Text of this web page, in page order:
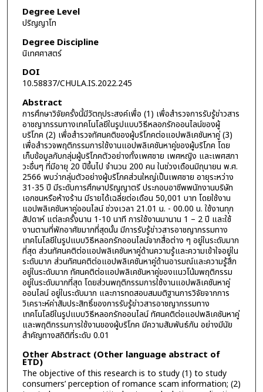
Degree Level
ปริญญาโท
Degree Discipline
นิเทศศาสตร์
DOI
10.58837/CHULA.IS.2022.245
Abstract
การศึกษาวิจัยครั้งนี้มีวัตถุประสงค์เพื่อ (1) เพื่อสำรวจการรับรู้ข่าวสาร
อาชญากรรมทางเทคโนโลยีในรูปแบบวิธีหลอกรักออนไลน์ของผู้
บริโภค (2) เพื่อสำรวจทัศนคติของผู้บริโภคต่อแอปพลิเคชันหาคู่ (3)
เพื่อสำรวจพฤติกรรมการใช้งานแอปพลิเคชันหาคู่ของผู้บริโภค โดย
เก็บข้อมูลกับกลุ่มผู้บริโภคตัวอย่างทั้งเพศชาย เพศหญิง และเพศสภา
วะอื่นๆ ที่มีอายุ 20 ปีขึ้นไป จำนวน 200 คน ในช่วงเดือนมิถุนายน พ.ศ.
2566 พบว่ากลุ่มตัวอย่างผู้บริโภคส่วนใหญ่เป็นเพศชาย อายุระหว่าง
31-35 ปี มีระดับการศึกษาปริญญาตรี ประกอบอาชีพพนักงานบริษัท
เอกชนหรือห้างร้าน มีรายได้เฉลี่ยต่อเดือน 50,001 บาท โดยใช้งาน
แอปพลิเคชันหาคู่ออนไลน์ ช่วงเวลา 21.01 น. - 00.00 น. ใช้งานทุก
สัปดาห์ แต่ละครั้งนาน 1-10 นาที การใช้งานมานาน 1 – 2 ปี และใช้
งานตามที่พักอาศัยมากที่สุดนั้น มีการรับรู้ข่าวสารอาชญากรรมทาง
เทคโนโลยีในรูปแบบวิธีหลอกรักออนไลน์จากสื่อต่าง ๆ อยู่ในระดับมาก
ที่สุด ส่วนทัศนคติต่อแอปพลิเคชันหาคู่ด้านความรู้และความเข้าใจอยู่ใน
ระดับมาก ส่วนทัศนคติต่อแอปพลิเคชันหาคู่ด้านอารมณ์และความรู้สึก
อยู่ในระดับมาก ทัศนคติต่อแอปพลิเคชันหาคู่ของแนวโน้มพฤติกรรม
อยู่ในระดับมากที่สุด โดยส่วนพฤติกรรมการใช้งานแอปพลิเคชันหาคู่
ออนไลน์ อยู่ในระดับมาก และการทดสอบสมมติฐานการวิจัยจากการ
วิเคราะห์ค่าสัมประสิทธิ์ของการรับรู้ข่าวสารอาชญากรรมทาง
เทคโนโลยีในรูปแบบวิธีหลอกรักออนไลน์ ทัศนคติต่อแอปพลิเคชันหาคู่
และพฤติกรรมการใช้งานของผู้บริโภค มีความสัมพันธ์กัน อย่างมีนัย
สำคัญทางสถิติที่ระดับ 0.01
Other Abstract (Other language abstract of
ETD)
The objective of this research is to study (1) to study
consumers’ perception of romance scam information; (2)